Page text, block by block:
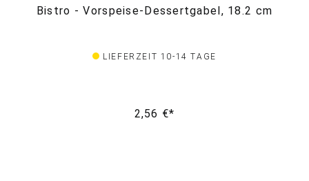
Bistro - Vorspeise-Dessertgabel, 18.2 cm
LIEFERZEIT 10-14 TAGE
2,56 €*